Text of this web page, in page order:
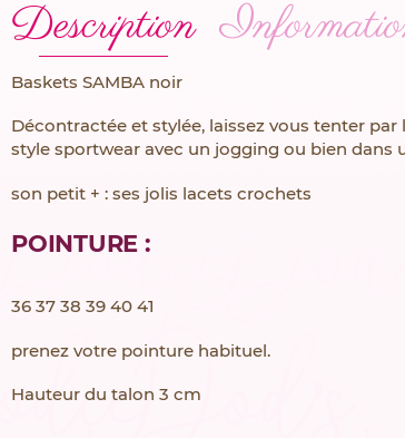
Description
Baskets SAMBA noir
Décontractée et stylée, laissez vous tenter
style sportwear avec un jogging ou bien dans
son petit + : ses jolis lacets crochets
POINTURE :
36 37 38 39 40 41
prenez votre pointure habituel.
Hauteur du talon 3 cm